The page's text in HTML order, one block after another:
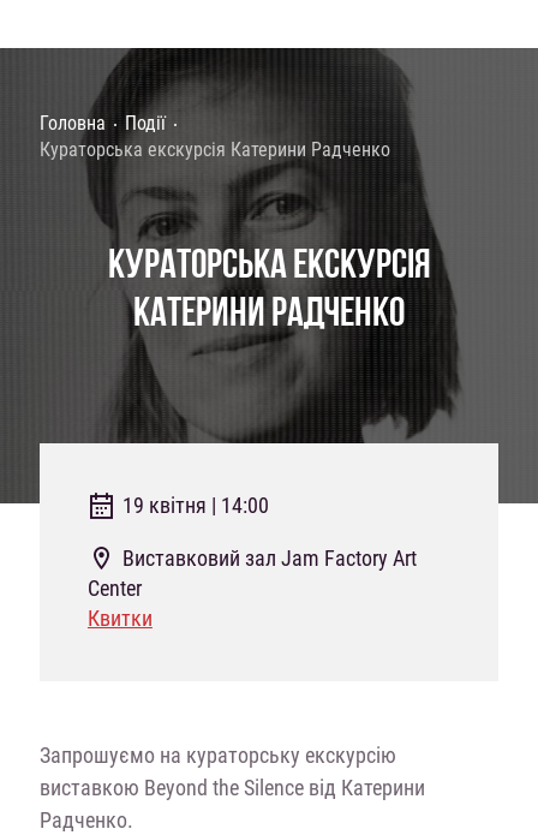
Головна
Події
Кураторська екскурсія Катерини Радченко
КУРАТОРСЬКА ЕКСКУРСІЯ
КАТЕРИНИ РАДЧЕНКО
19 квітня | 14:00
Виставковий зал Jam Factory Art
Center
Квитки
Запрошуємо на кураторську екскурсію
виставкою Beyond the Silence від Катерини
Радченко.